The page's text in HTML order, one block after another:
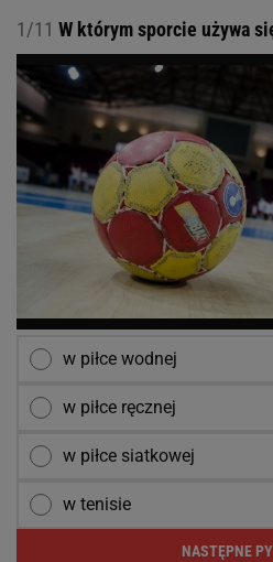
1/11 W którym sporcie używa
w piłce wodnej
w piłce ręcznej
w piłce siatkowej
w tenisie
NASTĘPNE